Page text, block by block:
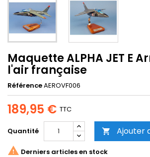
Maquette ALPHA JET E
l'air française
RéférenceAEROVF006
189,95 € TTC
Quantité  Ajouter
 Derniers articles en stock